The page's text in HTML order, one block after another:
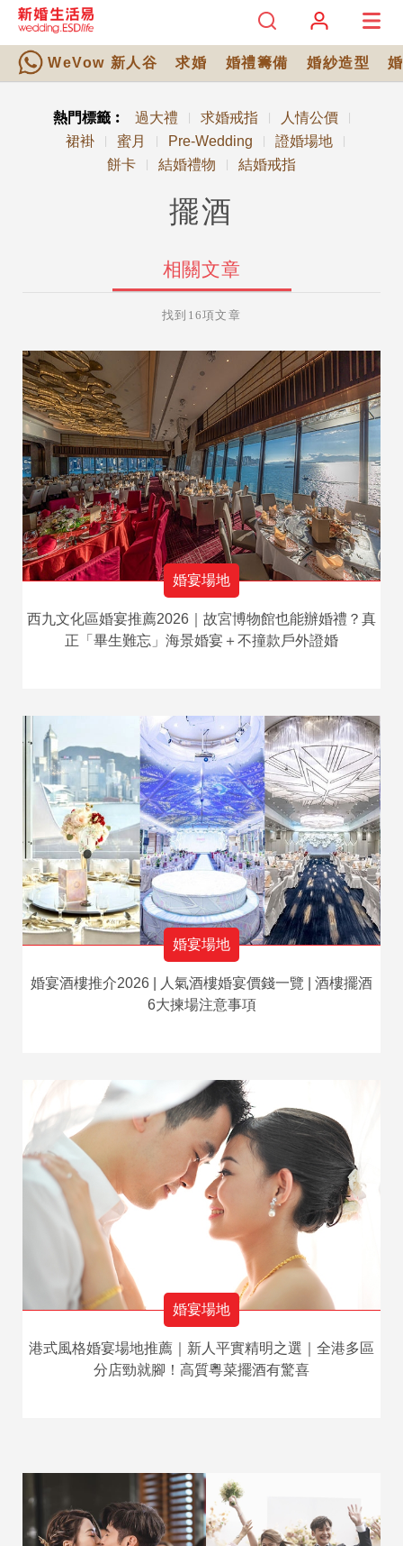
WeVow 新人谷 求婚 婚禮籌備 婚紗造型
熱門標籤︰ 過大禮 求婚戒指 人情公價
裙褂 蜜月 Pre-Wedding 證婚場地
餅卡 結婚禮物 結婚戒指
擺酒
相關文章
找到16項文章
婚宴場地
西九文化區婚宴推薦2026｜故宮博物館也能辦婚禮？真
正「畢生難忘」海景婚宴＋不撞款戶外證婚
婚宴場地
婚宴酒樓推介2026 | 人氣酒樓婚宴價錢一覽 | 酒樓擺酒
6大揀場注意事項
婚宴場地
港式風格婚宴場地推薦｜新人平實精明之選｜全港多區
分店勁就腳！高質粵菜擺酒有驚喜